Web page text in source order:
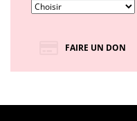
FAIRE UN DON